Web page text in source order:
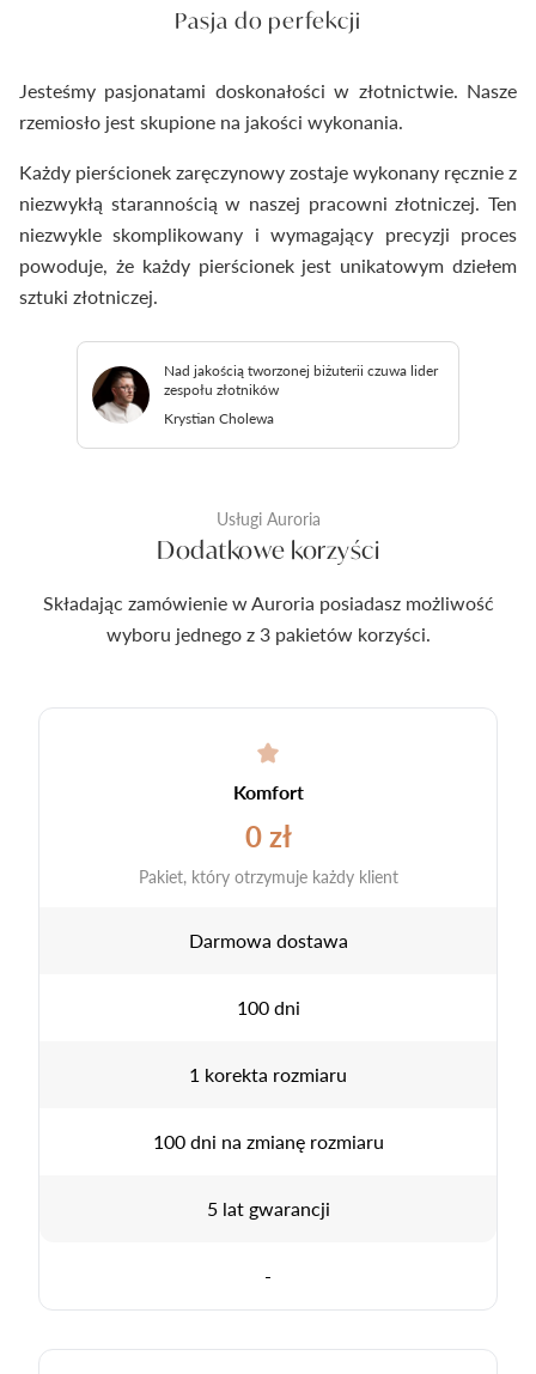
Pasja do perfekcji
Jesteśmy pasjonatami doskonałości w złotnictwie. Nasze
rzemiosło jest skupione na jakości wykonania.
Każdy pierścionek zaręczynowy zostaje wykonany ręcznie z
niezwykłą starannością w naszej pracowni złotniczej. Ten
niezwykle skomplikowany i wymagający precyzji proces
powoduje, że każdy pierścionek jest unikatowym dziełem
sztuki złotniczej.
Nad jakością tworzonej biżuterii czuwa lider
zespołu złotników
Krystian Cholewa
Usługi Auroria
Dodatkowe korzyści
Składając zamówienie w Auroria posiadasz możliwość
wyboru jednego z 3 pakietów korzyści.
Komfort
0 zł
Pakiet, który otrzymuje każdy klient
Darmowa dostawa
100 dni
1 korekta rozmiaru
100 dni na zmianę rozmiaru
5 lat gwarancji
-